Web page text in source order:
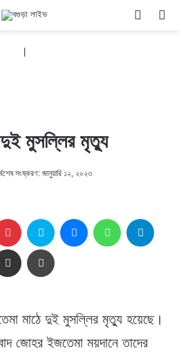
দুই মুসল্লির মৃত্যু
সংষ্করণ: জানুয়ারি ১২, ২০২৩
Pinterest Skype MessengerWhatsApp
Share via Email
মাঠে দুই মুসল্লির মৃত্যু হয়েছে।
জোহর ইজতেমা ময়দানে তাদের